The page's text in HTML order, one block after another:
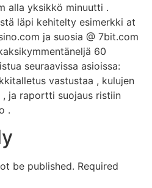
alla yksikkö minuutti .
läpi kehitelty esimerkki at
ja suosia @ 7bit.com
60
seuraavissa asioissa:
vastustaa , kulujen
ja raportti suojaus ristiin
.
be published. Required